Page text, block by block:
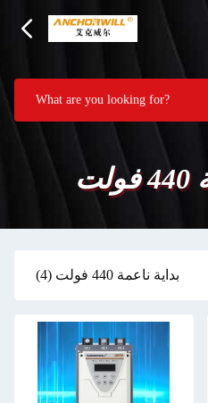
بداية ناعمة 440 فولت (4)